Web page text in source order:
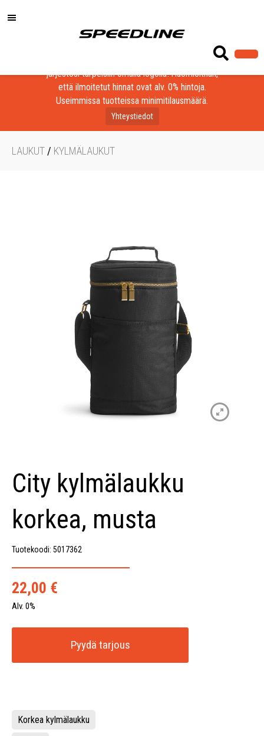
Löydä laadukkaat tuotteet yrityksesi, seurasi tai
järjestösi tarpeisiin omalla logolla! Huomioithan,
että ilmoitetut hinnat ovat alv. 0% hintoja.
Useimmissa tuotteissa minimitilausmäärä.
Yhteystiedot
LAUKUT / KYLMÄLAUKUT
City kylmälaukku
korkea, musta
Tuotekoodi: 5017362
22,00 €
Alv. 0%
Pyydä tarjous
Korkea kylmälaukku